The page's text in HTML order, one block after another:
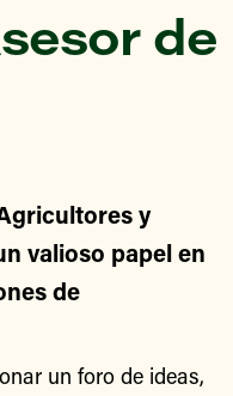
de
y
valioso papel en
de
un foro de ideas,